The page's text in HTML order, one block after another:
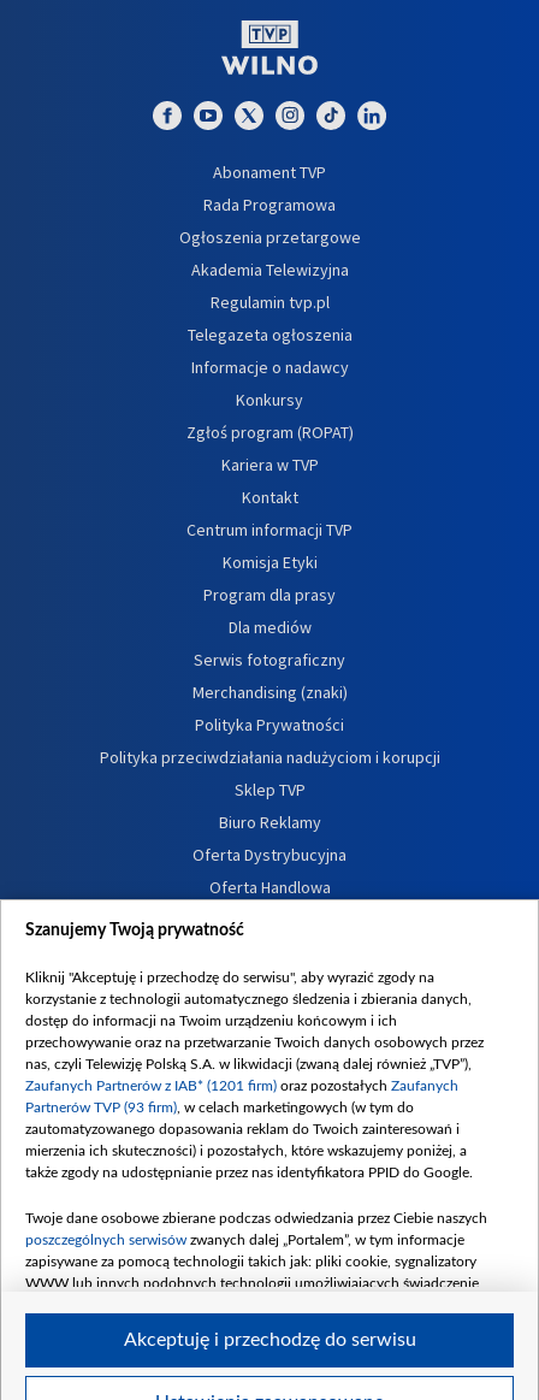
Abonament TVP
Rada Programowa
Ogłoszenia przetargowe
Akademia Telewizyjna
Regulamin tvp.pl
Telegazeta ogłoszenia
Informacje o nadawcy
Konkursy
Zgłoś program (ROPAT)
Kariera w TVP
Kontakt
Centrum informacji TVP
Komisja Etyki
Program dla prasy
Dla mediów
Serwis fotograficzny
Merchandising (znaki)
Polityka Prywatności
Polityka przeciwdziałania nadużyciom i korupcji
Sklep TVP
Biuro Reklamy
Oferta Dystrybucyjna
Oferta Handlowa
Dostępność
Procedura zgłoszeń wewnętrznych
Szanujemy Twoją prywatność
Kliknij "Akceptuję i przechodzę do serwisu", aby wyrazić zgody na
korzystanie z technologii automatycznego śledzenia i zbierania danych,
dostęp do informacji na Twoim urządzeniu końcowym i ich
przechowywanie oraz na przetwarzanie Twoich danych osobowych przez
nas, czyli Telewizję Polską S.A. w likwidacji (zwaną dalej również „TVP”),
Zaufanych Partnerów z IAB* (1201 firm) oraz pozostałych Zaufanych
Partnerów TVP (93 firm) , w celach marketingowych (w tym do
zautomatyzowanego dopasowania reklam do Twoich zainteresowań i
mierzenia ich skuteczności) i pozostałych, które wskazujemy poniżej, a
także zgody na udostępnianie przez nas identyfikatora PPID do Google.
Twoje dane osobowe zbierane podczas odwiedzania przez Ciebie naszych
poszczególnych serwisów zwanych dalej „Portalem”, w tym informacje
zapisywane za pomocą technologii takich jak: pliki cookie, sygnalizatory
WWW lub innych podobnych technologii umożliwiających świadczenie
Twoje dane osobowe zbierane podczas odwiedzania przez Ciebie
Akceptuję i przechodzę do serwisu